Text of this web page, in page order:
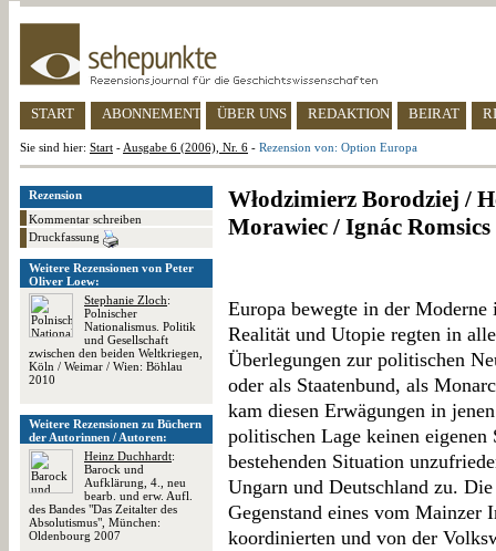
START ABONNEMENT ÜBER UNS REDAKTION BEIRAT
Sie sind hier: Start - Ausgabe 6 (2006), Nr. 6 - Rezension von: Option Europa
Rezension
Kommentar schreiben
Druckfassung
Weitere Rezensionen von Peter
Oliver Loew:
Stephanie Zloch:
Polnischer
Nationalismus. Politik
und Gesellschaft
zwischen den beiden Weltkriegen,
Köln / Weimar / Wien: Böhlau
2010
Weitere Rezensionen zu Büchern
der Autorinnen / Autoren:
Heinz Duchhardt:
Barock und
Aufklärung, 4., neu
bearb. und erw. Aufl.
des Bandes "Das Zeitalter des
Absolutismus", München:
Oldenbourg 2007
Włodzimierz Borodziej /
Morawiec / Ignác
Europa bewegte in der
Realität und Utopie regten in
Überlegungen zur politischen
oder als Staatenbund, als
kam diesen Erwägungen in
politischen Lage keinen eigenen
bestehenden Situation
Ungarn und Deutschland zu.
Gegenstand eines vom Mainzer
koordinierten und von der